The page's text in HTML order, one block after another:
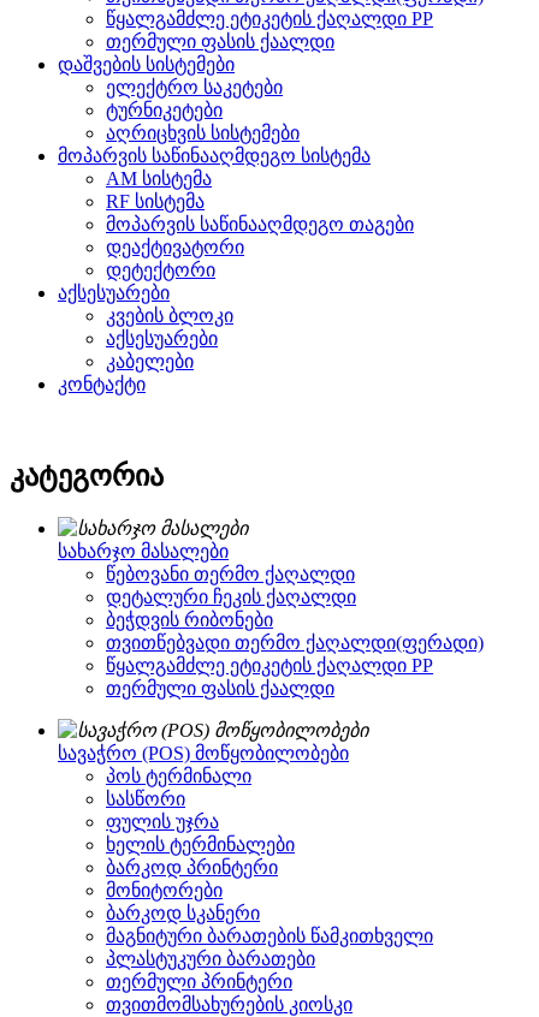
წყალგამძლე ეტიკეტის ქაღალდი PP
თერმული ფასის ქაალდი
დაშვების სისტემები
ელექტრო საკეტები
ტურნიკეტები
აღრიცხვის სისტემები
მოპარვის საწინააღმდეგო სისტემა
AM სისტემა
RF სისტემა
მოპარვის საწინააღმდეგო თაგები
დეაქტივატორი
დეტექტორი
აქსესუარები
კვების ბლოკი
აქსესუარები
კაბელები
კონტაქტი
კატეგორია
სახარჯო მასალები
წებოვანი თერმო ქაღალდი
დეტალური ჩეკის ქაღალდი
ბეჭდვის რიბონები
თვითწებვადი თერმო ქაღალდი(ფერადი)
წყალგამძლე ეტიკეტის ქაღალდი PP
თერმული ფასის ქაალდი
სავაჭრო (POS) მოწყობილობები
პოს ტერმინალი
სასწორი
ფულის უჯრა
ხელის ტერმინალები
ბარკოდ პრინტერი
მონიტორები
ბარკოდ სკანერი
მაგნიტური ბარათების წამკითხველი
პლასტუკური ბარათები
თერმული პრინტერი
თვითმომსახურების კიოსკი